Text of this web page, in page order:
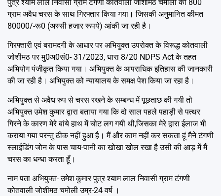
पुत्र श्याम लाल निवासी ग्राम टंगणी कोतवाली जोशीमठ चमोली को 800
ग्राम अवैध चरस के साथ गिरफ्तार किया गया। जिसकी अनुमानित कीमत
80000/-रू0 (अस्सी हजार रूपये) आंकी जा रही है।
गिरफ्तारी एवं बरामदगी के आधार पर अभियुक्त उपरोक्त के विरूद्ध कोतवाली
जोशीमठ पर मु0अ0सं0- 31/2023, धारा 8/20 NDPS Act के तहत
अभियोग पंजीकृत किया गया। अभियुक्त के आपराधिक इतिहास की जानकारी
की जा रही है। अभियुक्त को न्यायालय के समक्ष पेश किया जा रहा है।
अभियुक्त से अवैध रुप से चरस रखने के सम्बन्ध में पूछताछ की गयी तो
अभियुक्त उमेश कुमार द्वारा बताया गया कि दो साल पहले पहाड़ी से पत्थर
गिरने के कारण मेरे बांये हाथ में चोट लग गयी थी,जिसका मेरे द्वारा ईलाज भी
कराया गया परन्तु ठीक नहीं हुआ है। मैं और काम नहीं कर सकता हूं मैने टंगणी
स्लाईडिंग जोन के पास चाय-पानी का खोखा खोल रखा है उसी की आड़ में मैं
चरस का धन्धा करता हूँ।
नाम पता अभियुक्त- उमेश कुमार पुत्र श्याम लाल निवासी ग्राम टंगणी
कोतवाली जोशीमठ चमोली उम्र-24 वर्ष ।